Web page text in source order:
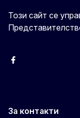
Този сайт се
Facebook
За контакти